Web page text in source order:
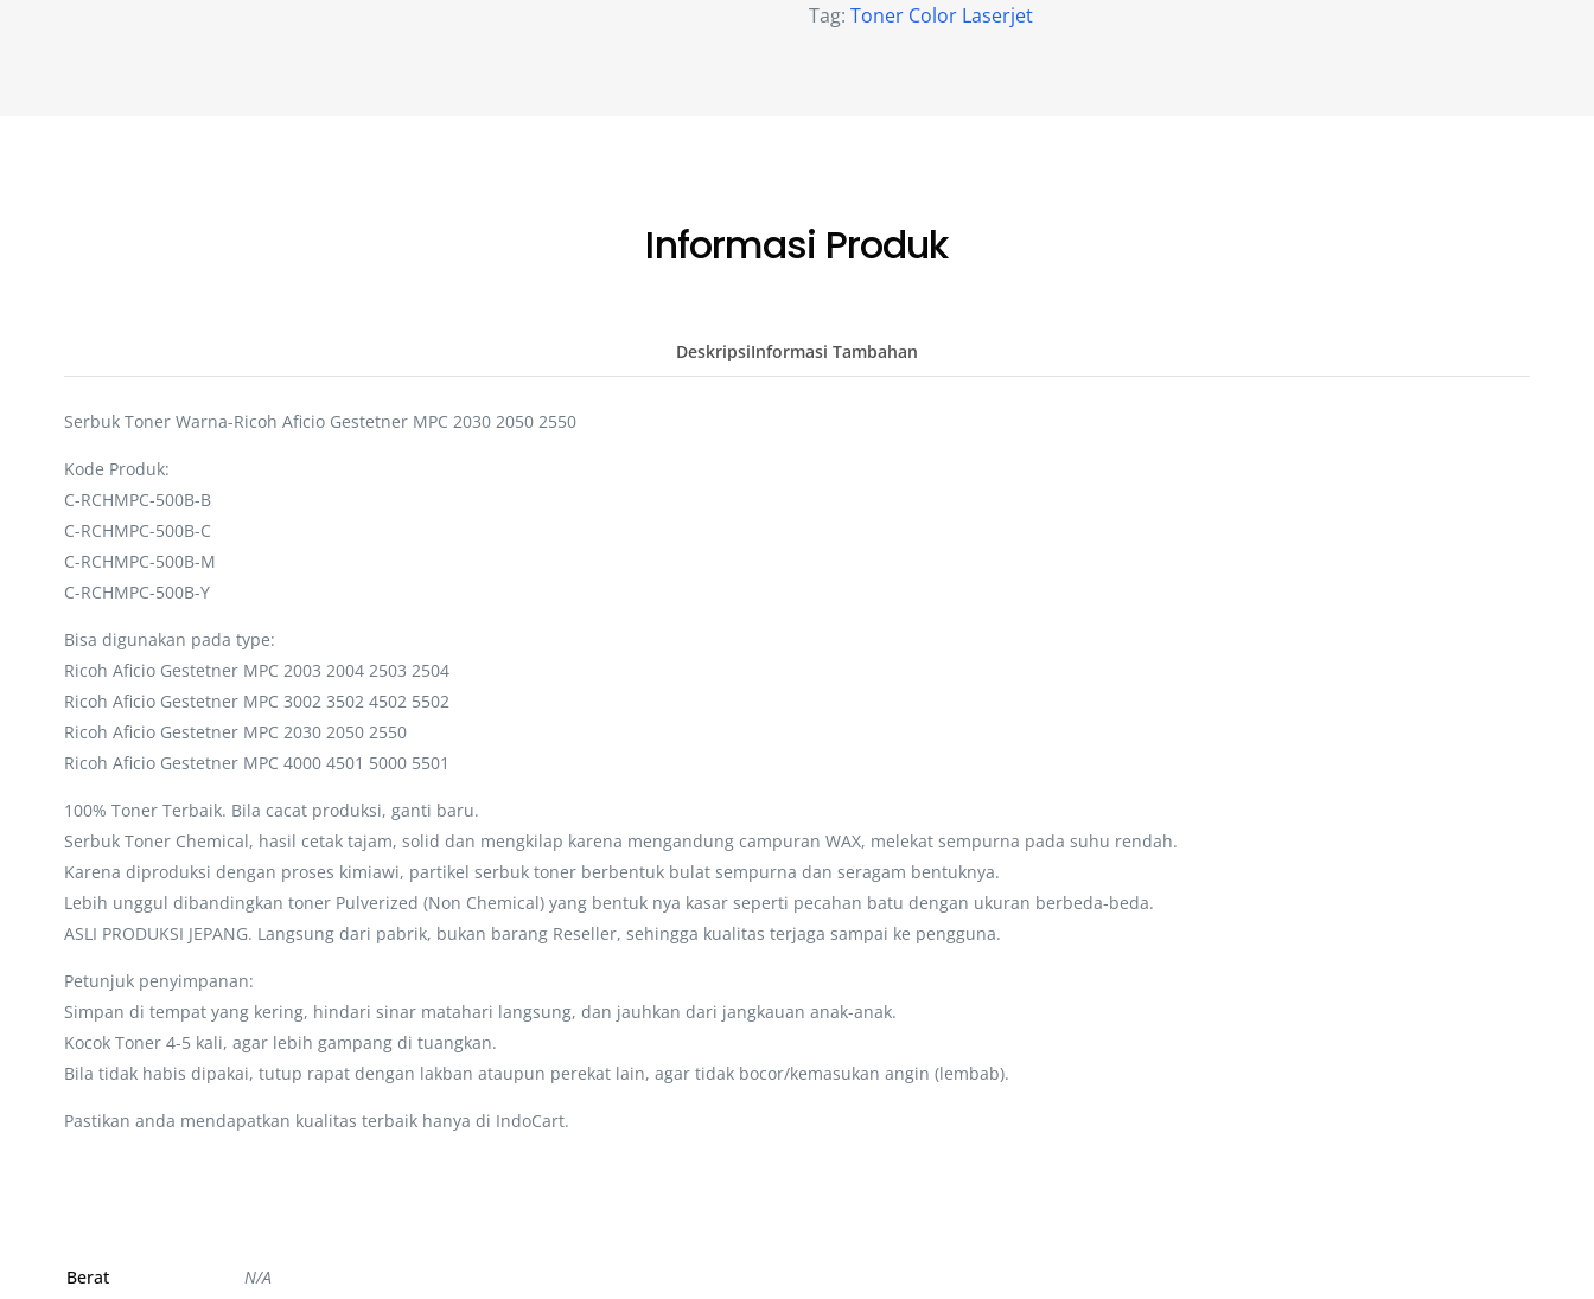
Tag: Toner Color Laserjet
Informasi Produk
DeskripsiInformasi Tambahan
Serbuk Toner Warna-Ricoh Aficio Gestetner MPC 2030 2050 2550
Kode Produk:
C-RCHMPC-500B-B
C-RCHMPC-500B-C
C-RCHMPC-500B-M
C-RCHMPC-500B-Y
Bisa digunakan pada type:
Ricoh Aficio Gestetner MPC 2003 2004 2503 2504
Ricoh Aficio Gestetner MPC 3002 3502 4502 5502
Ricoh Aficio Gestetner MPC 2030 2050 2550
Ricoh Aficio Gestetner MPC 4000 4501 5000 5501
100% Toner Terbaik. Bila cacat produksi, ganti baru.
Serbuk Toner Chemical, hasil cetak tajam, solid dan mengkilap karena mengandung campuran WAX, melekat sempurna pada suhu rendah.
Karena diproduksi dengan proses kimiawi, partikel serbuk toner berbentuk bulat sempurna dan seragam bentuknya.
Lebih unggul dibandingkan toner Pulverized (Non Chemical) yang bentuk nya kasar seperti pecahan batu dengan ukuran berbeda-beda.
ASLI PRODUKSI JEPANG. Langsung dari pabrik, bukan barang Reseller, sehingga kualitas terjaga sampai ke pengguna.
Petunjuk penyimpanan:
Simpan di tempat yang kering, hindari sinar matahari langsung, dan jauhkan dari jangkauan anak-anak.
Kocok Toner 4-5 kali, agar lebih gampang di tuangkan.
Bila tidak habis dipakai, tutup rapat dengan lakban ataupun perekat lain, agar tidak bocor/kemasukan angin (lembab).
Pastikan anda mendapatkan kualitas terbaik hanya di IndoCart.
Berat N/A